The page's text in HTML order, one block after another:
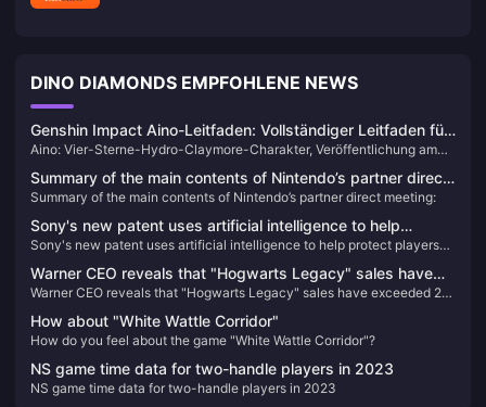
DINO DIAMONDS EMPFOHLENE NEWS
Genshin Impact Aino-Leitfaden: Vollständiger Leitfaden für
das Ziehen in Version 6.0
Aino: Vier-Sterne-Hydro-Claymore-Charakter, Veröffentlichung am
werden 2000–4000 Urgestein. Als ich Ainos Fähigkeiten zum ersten
Mal sah, wusste ich, dass dieses kleine Mädchen in Version 6.0 für
Aufsehen sorgen würde. Als Charakter, der als mechanischer Erfinder
konzipiert wurde, ist ihr Fähigkeitsdesign wirklich interessant –
besonders der „Ruhige Enten“-Apparat ist einfach zu niedlich.
Summary of the main contents of Nintendo’s partner direct
meeting:
Summary of the main contents of Nintendo’s partner direct meeting:
Sony's new patent uses artificial intelligence to help
protect players when they pause VR games
Sony's new patent uses artificial intelligence to help protect players
Warner CEO reveals that "Hogwarts Legacy" sales have
exceeded 24 million copies
Warner CEO reveals that "Hogwarts Legacy" sales have exceeded 24
How about "White Wattle Corridor"
How do you feel about the game "White Wattle Corridor"?
NS game time data for two-handle players in 2023
NS game time data for two-handle players in 2023